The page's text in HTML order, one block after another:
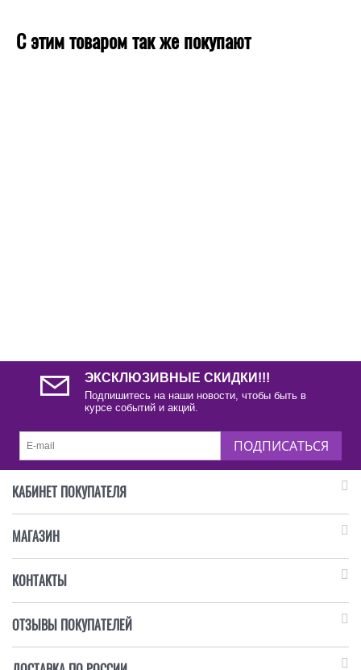
С этим товаром так же покупают
ЭКСКЛЮЗИВНЫЕ СКИДКИ!!!
Подпишитесь на наши новости, чтобы быть в
курсе событий и акций.
ПОДПИСАТЬСЯ
КАБИНЕТ ПОКУПАТЕЛЯ
МАГАЗИН
КОНТАКТЫ
ОТЗЫВЫ ПОКУПАТЕЛЕЙ